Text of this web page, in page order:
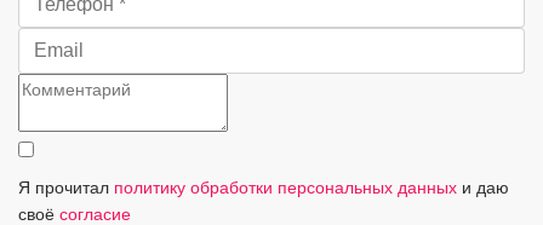
Я прочитал политику обработки персональных данных и даю
своё согласие